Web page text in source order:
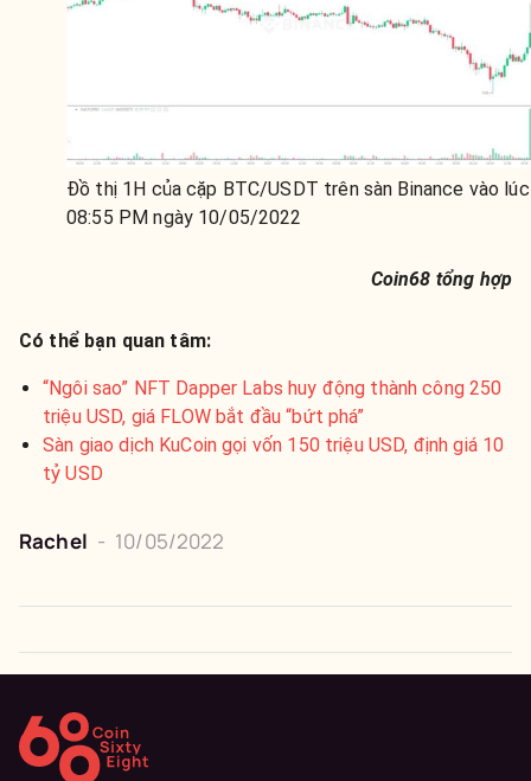
Đồ thị 1H của cặp BTC/USDT trên sàn Binance vào lúc
08:55 PM ngày 10/05/2022
Coin68 tổng hợp
Có thể bạn quan tâm:
“Ngôi sao” NFT Dapper Labs huy động thành công 250
triệu USD, giá FLOW bắt đầu “bứt phá”
Sàn giao dịch KuCoin gọi vốn 150 triệu USD, định giá 10
tỷ USD
Rachel - 10/05/2022